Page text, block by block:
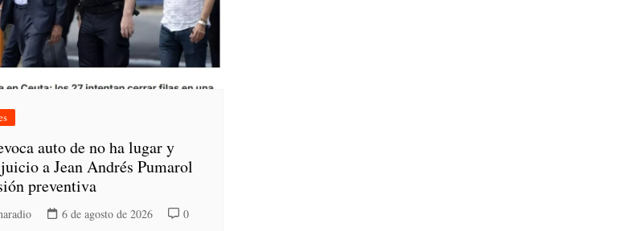
auto de no ha lugar y
a Jean Andrés Pumarol
preventiva
6 de agosto de 2026 0